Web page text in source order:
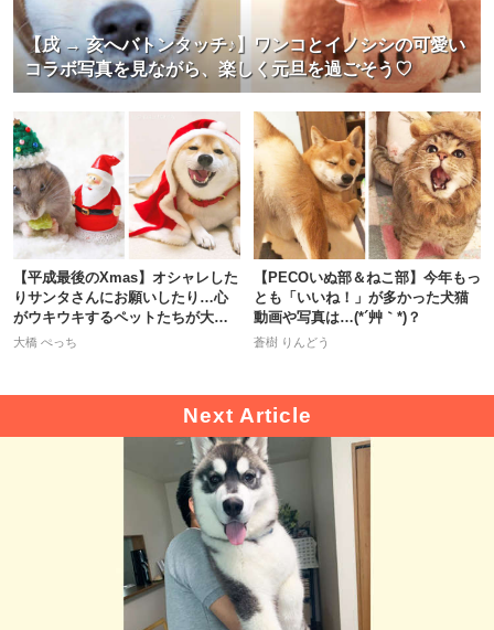
【戌 → 亥へバトンタッチ♪】ワンコとイノシシの可愛い
コラボ写真を見ながら、楽しく元旦を過ごそう♡
【平成最後のXmas】オシャレした
りサンタさんにお願いしたり…心
がウキウキするペットたちが大集
合♡
大橋 ぺっち
【PECOいぬ部＆ねこ部】今年もっ
とも「いいね！」が多かった犬猫
動画や写真は…(*´艸｀*)？
蒼樹 りんどう